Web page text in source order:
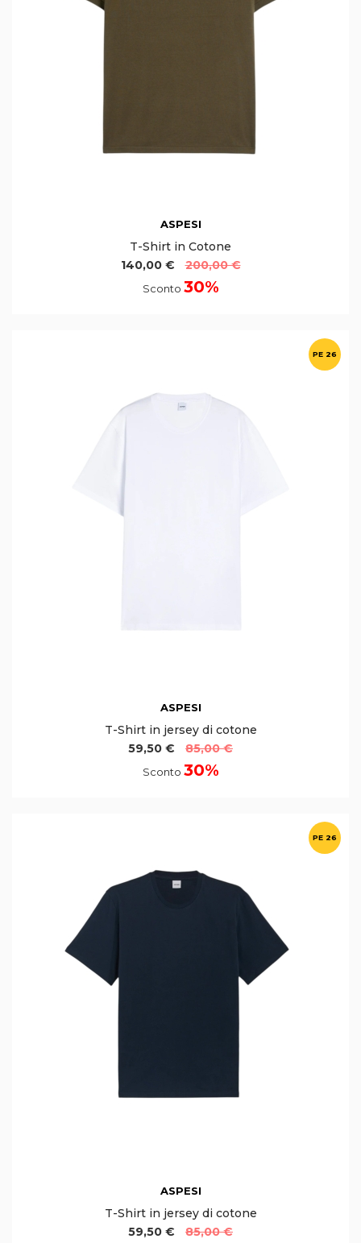
ASPESI
T-Shirt in Cotone
140,00 €
200,00 €
Sconto 30%
PE 26
ASPESI
T-Shirt in jersey di cotone
59,50 €
85,00 €
Sconto 30%
PE 26
ASPESI
T-Shirt in jersey di cotone
59,50 €
85,00 €